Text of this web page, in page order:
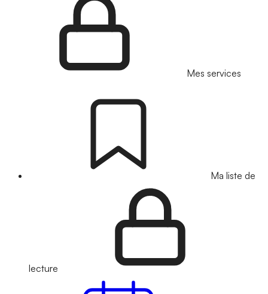
Mes services
Ma liste de
lecture